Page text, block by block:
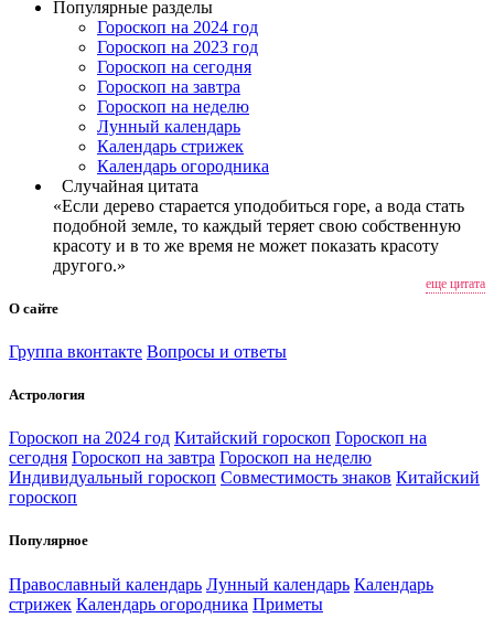
Популярные разделы
Гороскоп на 2024 год
Гороскоп на 2023 год
Гороскоп на сегодня
Гороскоп на завтра
Гороскоп на неделю
Лунный календарь
Календарь стрижек
Календарь огородника
Случайная цитата
«Если дерево старается уподобиться горе, а вода стать
подобной земле, то каждый теряет свою собственную
красоту и в то же время не может показать красоту
другого.»
еще цитата
О сайте
Группа вконтакте Вопросы и ответы
Астрология
Гороскоп на 2024 год Китайский гороскоп Гороскоп на
сегодня Гороскоп на завтра Гороскоп на неделю
Индивидуальный гороскоп Совместимость знаков Китайский
гороскоп
Популярное
Православный календарь Лунный календарь Календарь
стрижек Календарь огородника Приметы